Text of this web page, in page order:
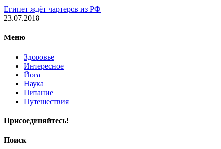
Египет ждёт чартеров из РФ
23.07.2018
Меню
Здоровье
Интересное
Йога
Наука
Питание
Путешествия
Присоединяйтесь!
Поиск